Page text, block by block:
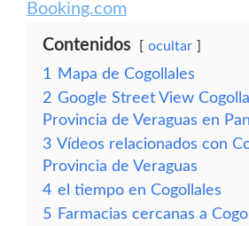
Booking.com
Contenidos ocultar
1
Mapa de Cogollales
2 Google Street View
Provincia de Veraguas en
3 Vídeos relacionados con
Provincia de Veraguas
4 el tiempo en Cogollales
5 Farmacias cercanas a